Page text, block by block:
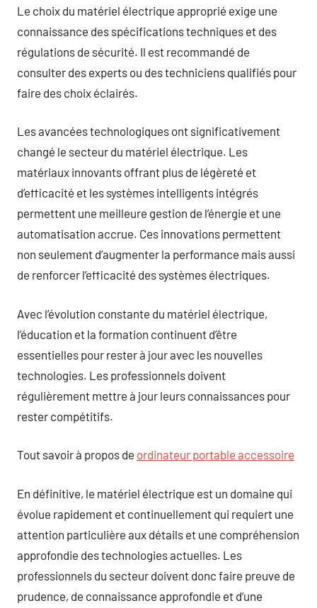
Le choix du matériel électrique approprié exige une
connaissance des spécifications techniques et des
régulations de sécurité. Il est recommandé de
consulter des experts ou des techniciens qualifiés pour
faire des choix éclairés.
Les avancées technologiques ont significativement
changé le secteur du matériel électrique. Les
matériaux innovants offrant plus de légèreté et
d’efficacité et les systèmes intelligents intégrés
permettent une meilleure gestion de l’énergie et une
automatisation accrue. Ces innovations permettent
non seulement d’augmenter la performance mais aussi
de renforcer l’efficacité des systèmes électriques.
Avec l’évolution constante du matériel électrique,
l’éducation et la formation continuent d’être
essentielles pour rester à jour avec les nouvelles
technologies. Les professionnels doivent
régulièrement mettre à jour leurs connaissances pour
rester compétitifs.
Tout savoir à propos de ordinateur portable accessoire
En définitive, le matériel électrique est un domaine qui
évolue rapidement et continuellement qui requiert une
attention particulière aux détails et une compréhension
approfondie des technologies actuelles. Les
professionnels du secteur doivent donc faire preuve de
prudence, de connaissance approfondie et d’une